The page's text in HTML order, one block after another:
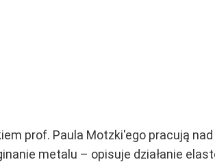
prof. Paula Motzki'ego pracują
metalu – opisuje działanie